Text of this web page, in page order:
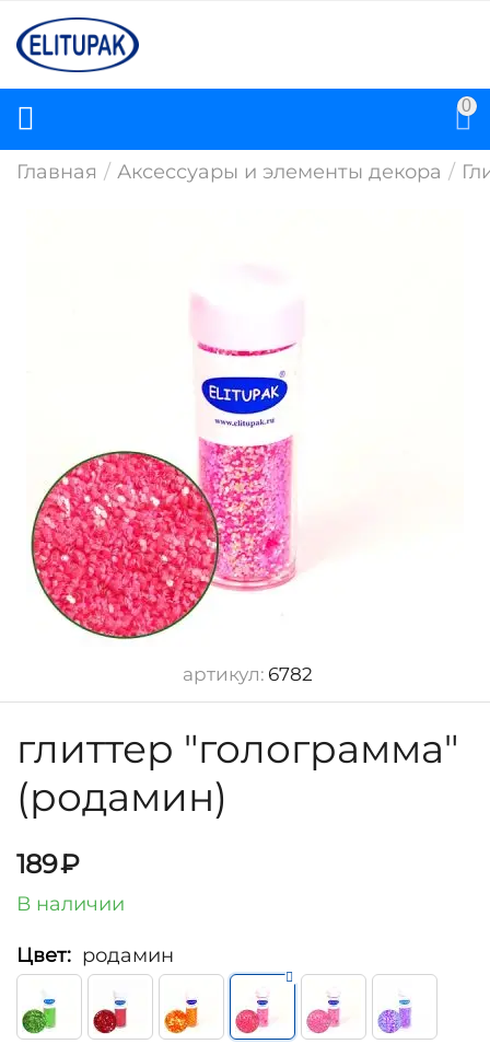
0
Главная / Аксессуары и элементы декора /
артикул: 6782
глиттер "голограмма"
(родамин)
189₽
В наличии
Цвет: родамин